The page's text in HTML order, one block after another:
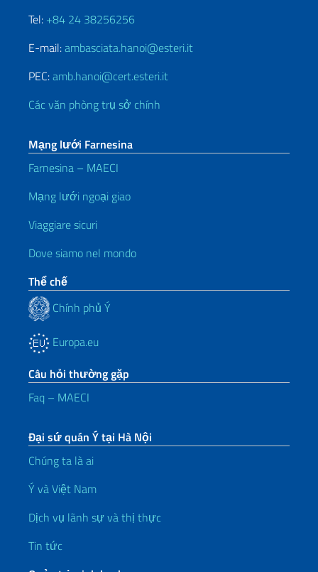
Tel: +84 24 38256256
E-mail:ambasciata.hanoi@esteri.it
PEC:amb.hanoi@cert.esteri.it
Các văn phòng trụ sở chính
Mạng lưới Farnesina
Farnesina – MAECI
Mạng lưới ngoại giao
Viaggiare sicuri
Dove siamo nel mondo
Thể chế
Chính phủ Ý
Europa.eu
Câu hỏi thường gặp
Faq – MAECI
Đại sứ quán Ý tại Hà Nội
Chúng ta là ai
Ý và Việt Nam
Dịch vụ lãnh sự và thị thực
Tin tức